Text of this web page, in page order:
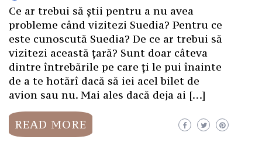
Ce ar trebui să știi pentru a nu avea
probleme când vizitezi Suedia? Pentru ce
este cunoscută Suedia? De ce ar trebui să
vizitezi această țară? Sunt doar câteva
dintre întrebările pe care ți le pui înainte
de a te hotărî dacă să iei acel bilet de
avion sau nu. Mai ales dacă deja ai […]
READ MORE